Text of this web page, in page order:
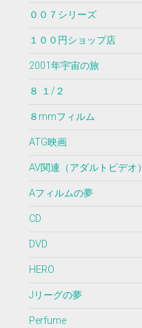
００７シリーズ
１００円ショップ店
2001年宇宙の旅
８ １/２
８mmフィルム
ATG映画
AV関連（アダルトビデオ）
Aフィルムの夢
CD
DVD
HERO
Jリーグの夢
Perfume